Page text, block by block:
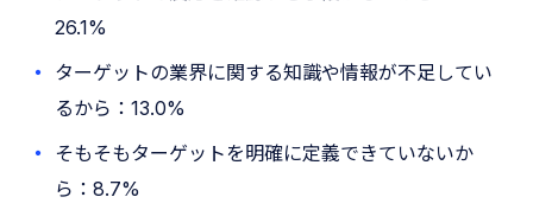
26.1%
ターゲットの業界に関する知識や情報が不足してい
るから：13.0%
そもそもターゲットを明確に定義できていないか
ら：8.7%